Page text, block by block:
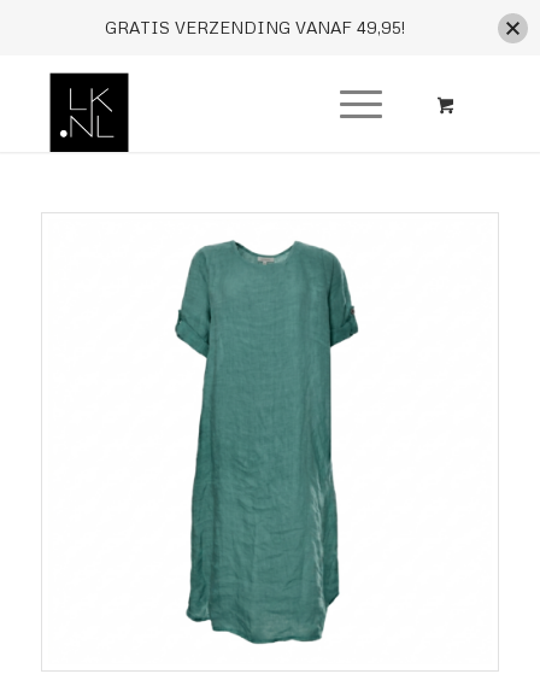
GRATIS VERZENDING VANAF 49,95!